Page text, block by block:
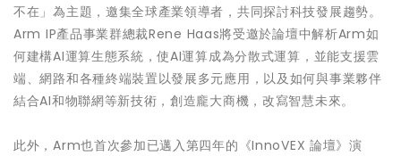
不在」為主題，邀集全球產業領導者，共同探討科技發展趨勢。
Arm IP產品事業群總裁Rene Haas將受邀於論壇中解析Arm如
何建構AI運算生態系統，使AI運算成為分散式運算，並能支援雲
端、網路和各種終端裝置以發展多元應用，以及如何與事業夥伴
結合AI和物聯網等新技術，創造龐大商機，改寫智慧未來。
此外，Arm也首次參加已邁入第四年的《InnoVEX 論壇》演